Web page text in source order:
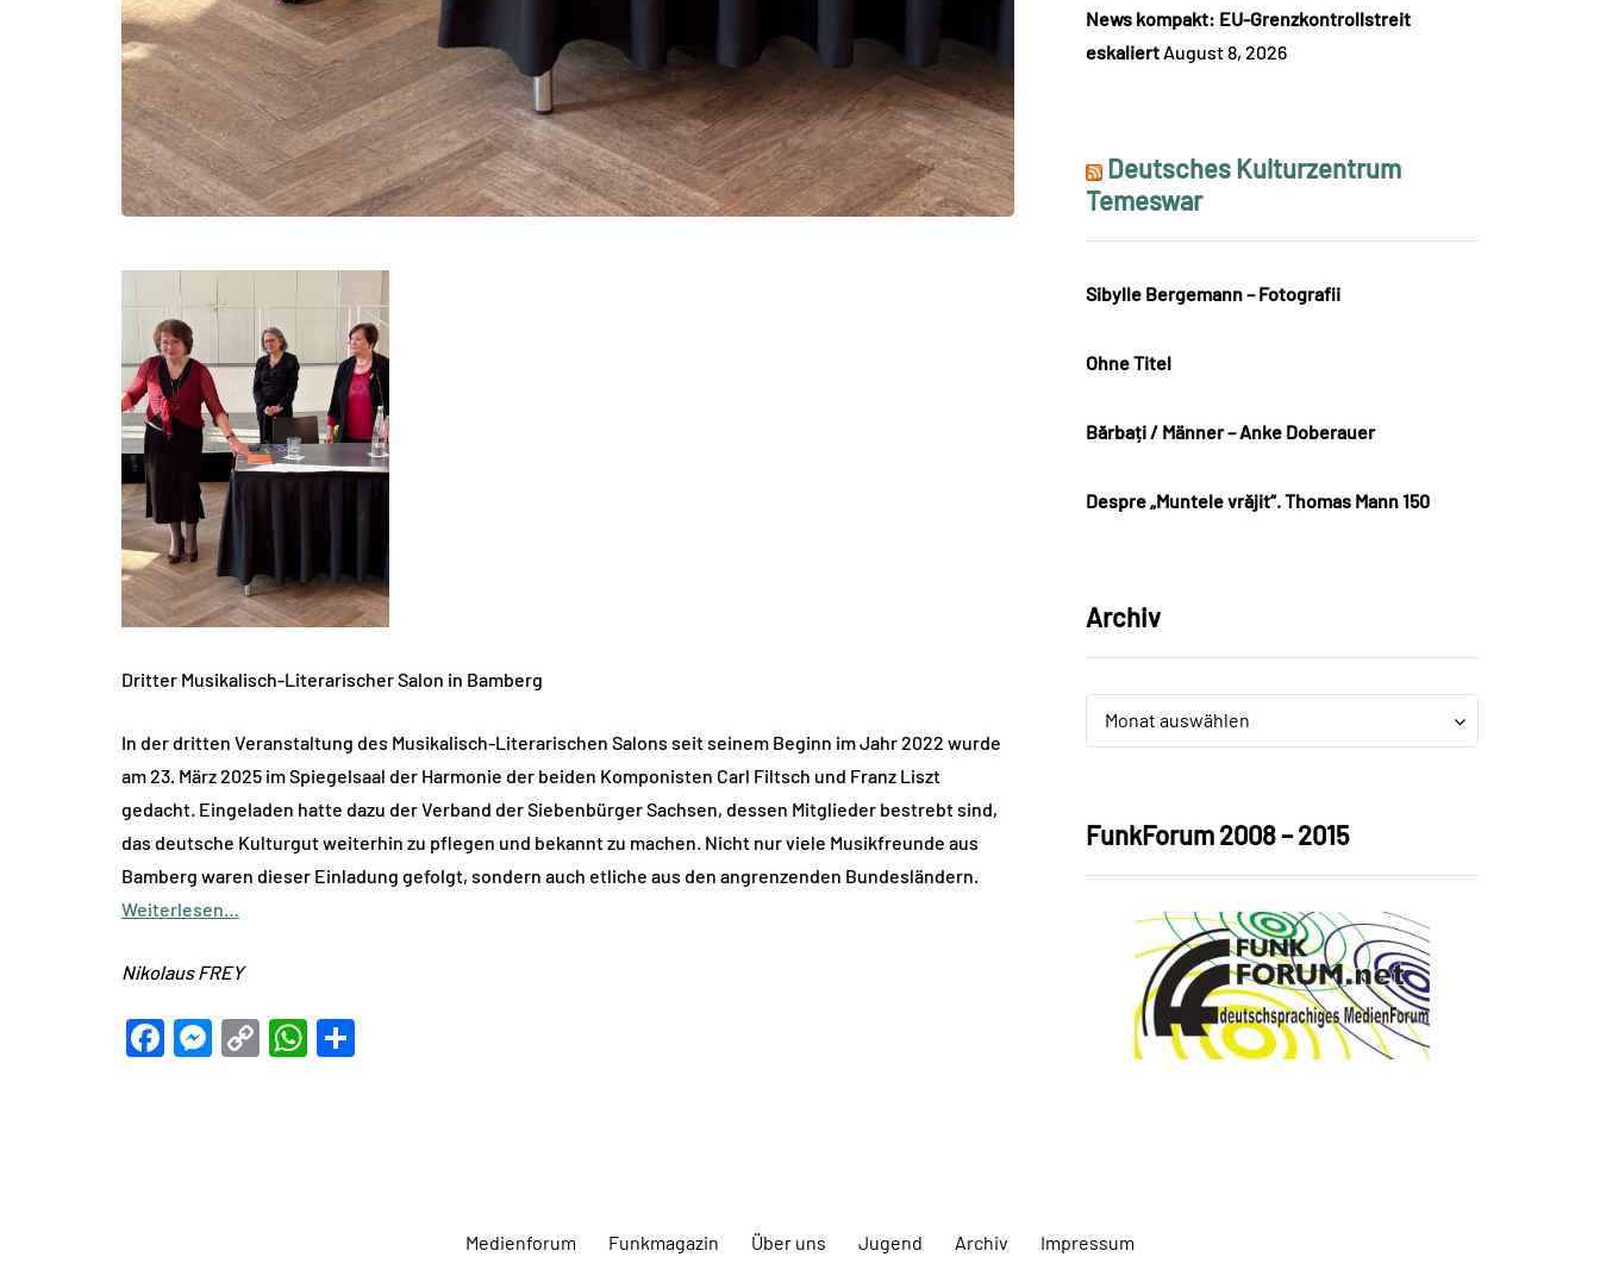
Dritter Musikalisch-Literarischer Salon in Bamberg
In der dritten Veranstaltung des Musikalisch-Literarischen Salons seit seinem Beginn im Jahr 2022 wurde
am 23. März 2025 im Spiegelsaal der Harmonie der beiden Komponisten Carl Filtsch und Franz Liszt
gedacht. Eingeladen hatte dazu der Verband der Siebenbürger Sachsen, dessen Mitglieder bestrebt sind,
das deutsche Kulturgut weiterhin zu pflegen und bekannt zu machen. Nicht nur viele Musikfreunde aus
Bamberg waren dieser Einladung gefolgt, sondern auch etliche aus den angrenzenden Bundesländern.
Weiterlesen…
Nikolaus FREY
Facebook
Messenger
CopyWhatsApp
News kompakt: EU-Grenzkontrollstreit
eskaliert August 8, 2026
Deutsches Kulturzentrum
Temeswar
Sibylle Bergemann – Fotografii
Ohne Titel
Bărbați / Männer – Anke Doberauer
Despre „Muntele vrăjit“. Thomas Mann 150
Archiv
Archiv
Monat auswählen
Archiv
FunkForum 2008 – 2015
Medienforum Funkmagazin Über uns Jugend Archiv Impressum